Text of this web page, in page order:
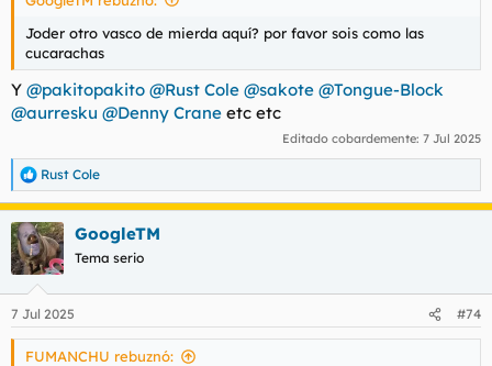
Joder otro vasco de mierda aquí? por favor sois como las
cucarachas
Y @pakitopakito @Rust Cole @sakote @Tongue-Block
@aurresku @Denny Crane etc etc
Editado cobardemente: 7 Jul 2025
R
e
a
c
c
i
e
s
Rust Cole
GoogleTM
Tema serio
7 Jul 2025 #74
FUMANCHU rebuznó: